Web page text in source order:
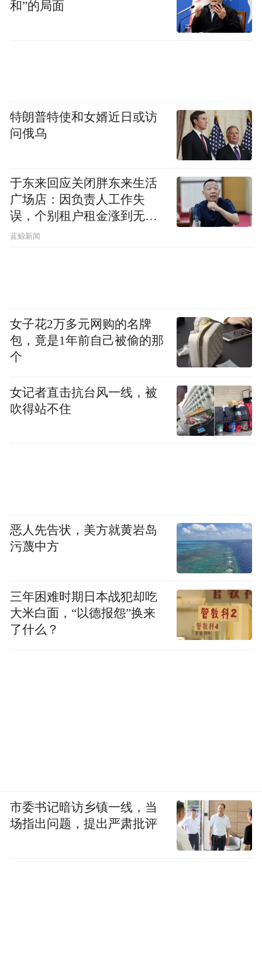
无法平复情绪”，有人感慨“这不只是电影，
身边随处可见相似的无奈与挣扎”。影评人评
落笔不止于一场悲剧审判，更兼具普法警示
价值与社会反思意义。
影片由武汉光亚文化艺术发展有限公司、苏
州狼桃影视科技有限公司出品，威海佳润文
化传播有限公司、般若识企业管理（北京）
有限公司联合出品，北京樱桃泡泡传媒有限
公司宣传营销。7 月 10 日，电影《命抉》正
择，正视情绪与人生的每一次关键取舍。
“特别声明：以上作品内容(包括在内的视频、图片或音
布，本平台仅提供信息存储空间服务。
Notice: The content above (including the videos,
pictures and audios if any) is uploaded and posted
by the user of Dafeng Hao, which is a social media
platform and merely provides information storage
和”的局面
特朗普特使和女婿近日或访
问俄乌
于东来回应关闭胖东来生活
广场店：因负责人工作失
误，个别租户租金涨到无法
想象
蓝鲸新闻
女子花2万多元网购的名牌
包，竟是1年前自己被偷的那
个
女记者直击抗台风一线，被
吹得站不住
恶人先告状，美方就黄岩岛
污蔑中方
三年困难时期日本战犯却吃
大米白面，“以德报怨”换来
了什么？
市委书记暗访乡镇一线，当
场指出问题，提出严肃批评